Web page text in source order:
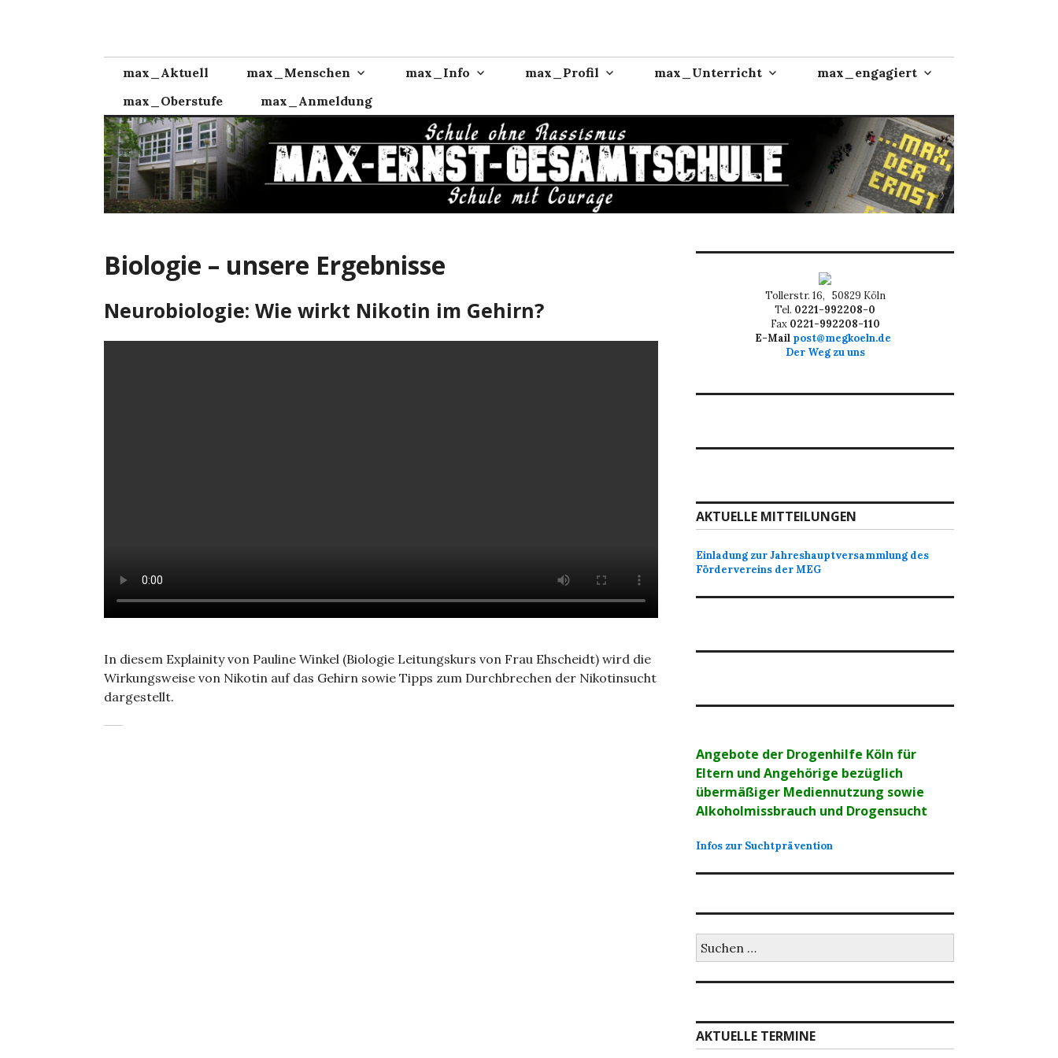
max_Aktuell
max_Menschen max_Info max_Profil max_Unterricht
max_engagiert
max_Oberstufe
max_Anmeldung
Biologie – unsere Ergebnisse
Neurobiologie: Wie wirkt Nikotin im Gehirn?
In diesem Explainity von Pauline Winkel (Biologie Leitungskurs von Frau Ehscheidt) wird die
Wirkungsweise von Nikotin auf das Gehirn sowie Tipps zum Durchbrechen der Nikotinsucht
dargestellt.
Tollerstr. 16, 50829 Köln
Tel. 0221-992208-0
Fax 0221-992208-110
E-Mail post@megkoeln.de
Der Weg zu uns
AKTUELLE MITTEILUNGEN
Einladung zur Jahreshauptversammlung des
Fördervereins der MEG
Angebote der Drogenhilfe Köln für
Eltern und Angehörige bezüglich
übermäßiger Mediennutzung sowie
Alkoholmissbrauch und Drogensucht
Infos zur Suchtprävention
nach:
AKTUELLE TERMINE